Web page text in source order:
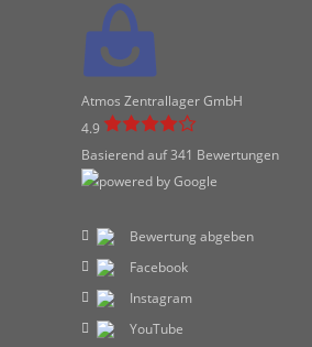
Atmos Zentrallager GmbH
4.9
Basierend auf 341 Bewertungen
Bewertung abgeben
Facebook
Instagram
YouTube